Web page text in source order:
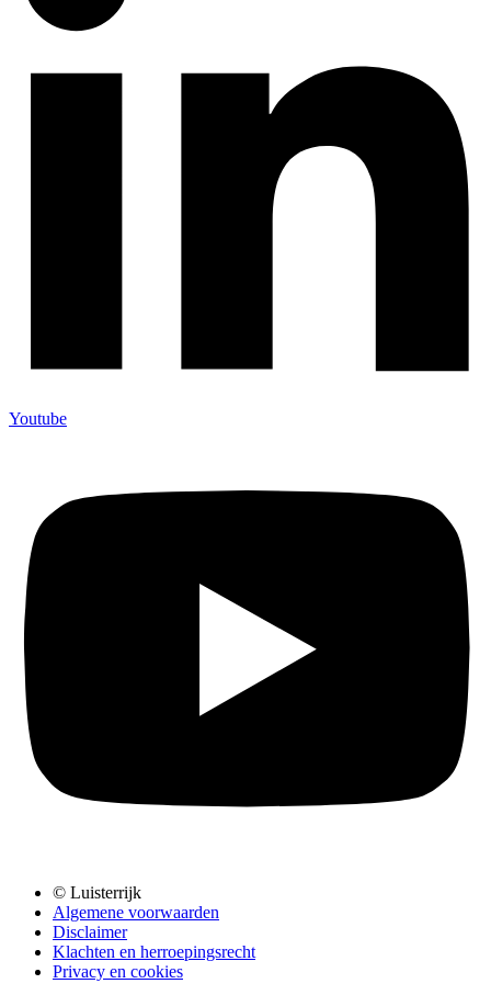
Youtube
© Luisterrijk
Algemene voorwaarden
Disclaimer
Klachten en herroepingsrecht
Privacy en cookies